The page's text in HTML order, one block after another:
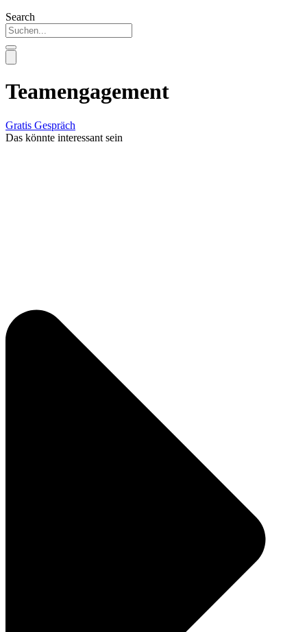
Search
Teamengagement
Gratis Gespräch
Das könnte interessant sein